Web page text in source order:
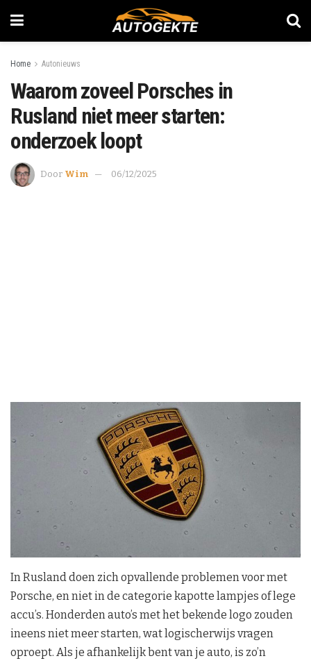
Home Autonieuws
Waarom zoveel Porsches in
Rusland niet meer starten:
onderzoek loopt
Door Wim 06/12/2025
In Rusland doen zich opvallende problemen voor met
Porsche, en niet in de categorie kapotte lampjes of lege
accu’s. Honderden auto’s met het bekende logo zouden
ineens niet meer starten, wat logischerwijs vragen
oproept. Als je afhankelijk bent van je auto, is zo’n